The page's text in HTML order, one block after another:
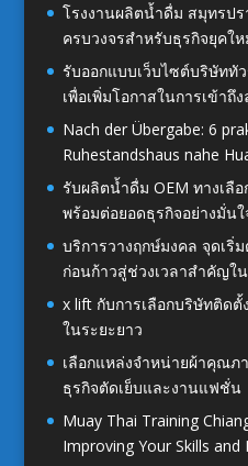
โรงงานผลิตน้ำดื่ม สมุทรป
ครบวงจรสำหรับธุรกิจยุคให
รับออกแบบเว็บไซต์บริษัททั
เพื่อเพิ่มโอกาสในการเข้าถึ
Nach der Übergabe: 6
Ruhestandshaus nahe
รับผลิตน้ำดื่ม OEM ทางเลื
พร้อมต่อยอดธุรกิจอย่างมั่นใ
บริการวางฤกษ์มงคล จุดเริ่
ก่อนก้าวสู่ช่วงเวลาสำคัญใ
x lift กับการเลือกบริษัทติด
ในระยะยาว
เลือกแหล่งจำหน่ายผ้าคุณภ
ธุรกิจตัดเย็บและงานแฟชั่น
Muay Thai Training
Improving Your Skills and